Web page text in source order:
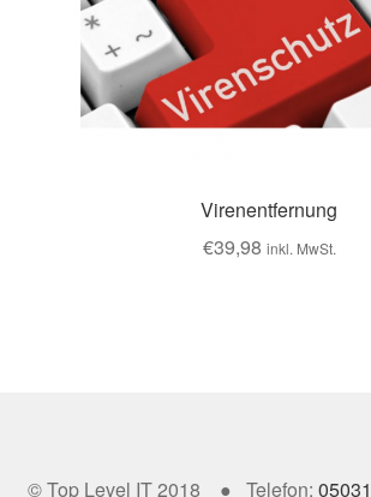
Virenentfernung
€39,98 inkl. MwSt.
© Top Level IT 2018 ● Telefon: